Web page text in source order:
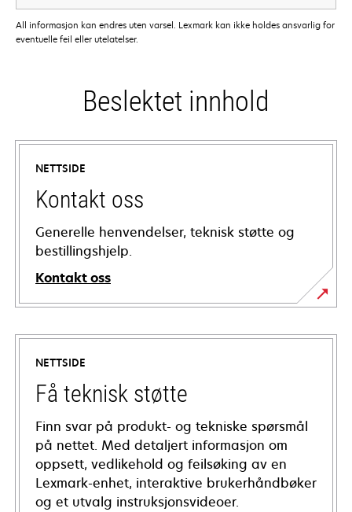
All informasjon kan endres uten varsel. Lexmark kan ikke holdes ansvarlig for
eventuelle feil eller utelatelser.
Beslektet innhold
NETTSIDE
Kontakt oss
Generelle henvendelser, teknisk støtte og
bestillingshjelp.
Kontakt oss
NETTSIDE
Få teknisk støtte
Finn svar på produkt- og tekniske spørsmål
på nettet. Med detaljert informasjon om
oppsett, vedlikehold og feilsøking av en
Lexmark-enhet, interaktive brukerhåndbøker
og et utvalg instruksjonsvideoer.